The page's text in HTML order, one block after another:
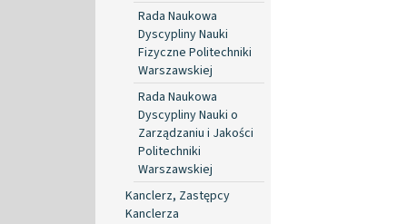
Rada Naukowa
Dyscypliny Nauki
Fizyczne Politechniki
Warszawskiej
Rada Naukowa
Dyscypliny Nauki o
Zarządzaniu i Jakości
Politechniki
Warszawskiej
Kanclerz, Zastępcy
Kanclerza